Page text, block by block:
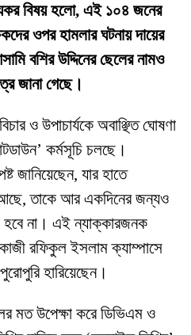
বিষয় হলো, এই ১০৪ জনের
ওপর হামলার ঘটনায় দায়ের
বশির উদ্দিনের ছেলের নামও
জানা গেছে।
ও উপাচার্যকে অবাঞ্ছিত ঘোষণা
কর্মসূচি চলছে।
জানিয়েছেন, যার হাতে
তাকে আর একদিনের জন্যও
হবে না। এই ন্যাক্কারজনক
রফিকুল ইসলাম ক্যাম্পাসে
হারিয়েছেন।
মত উপেক্ষা করে ডিভিএম ও